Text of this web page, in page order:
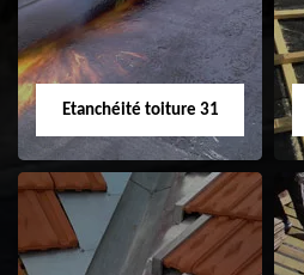
Etanchéité toiture 31